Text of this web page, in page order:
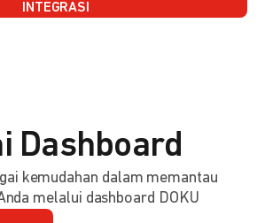
INTEGRASI
Dashboard
kemudahan dalam memantau
melalui dashboard DOKU